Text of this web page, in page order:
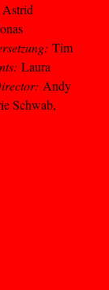
Astrid
Tim
Laura
Andy
Schwab,